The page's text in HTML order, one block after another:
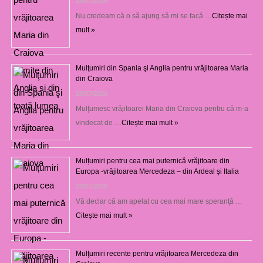
Nu credeam că o să ajung să mi se facă … Citește mai
mult »
Mulţumiri din Spania şi Anglia pentru vrăjitoarea Maria
din Craiova
28/07/2026
Mulţumesc vrăjitoarei Maria din Craiova pentru că m-a
vindecat de … Citește mai mult »
Mulțumiri pentru cea mai puternică vrăjitoare din
Europa -vrăjitoarea Mercedeza – din Ardeal și Italia
23/07/2026
Vă declar că am apelat cu cea mai mare speranţă …
Citește mai mult »
Mulţumiri recente pentru vrăjitoarea Mercedeza din